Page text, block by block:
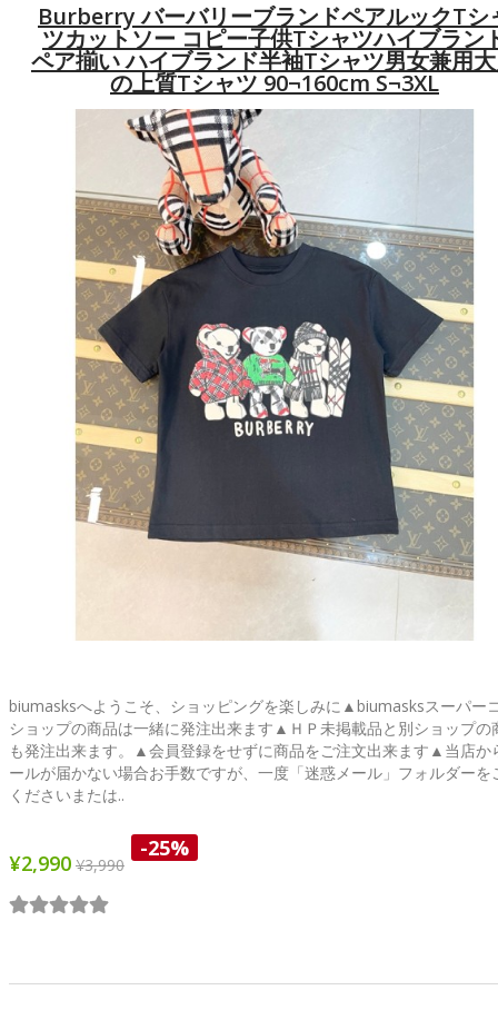
Burberry バーバリーブランドペアルックtシ
ツカットソー コピー子供tシャツハイブラン
ペア揃い ハイブランド半袖tシャツ男女兼用
の上質Tシャツ 90¬160cm S¬3XL
biumasksへようこそ、ショッピングを楽しみに▲biumasksスーパー
ショップの商品は一緒に発注出来ます▲ＨＰ未掲載品と別ショップの
も発注出来ます。▲会員登録をせずに商品をご注文出来ます▲当店か
ールが届かない場合お手数ですが、一度「迷惑メール」フォルダーを
くださいまたは..
¥2,990 ¥3,990
-25%